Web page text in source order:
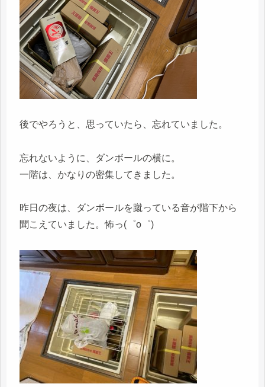
後でやろうと、思っていたら、忘れていました。
忘れないように、ダンボールの横に。
一階は、かなりの密集してきました。
昨日の夜は、ダンボールを蹴っている音が階下から
聞こえていました。怖っ(゜o゜)